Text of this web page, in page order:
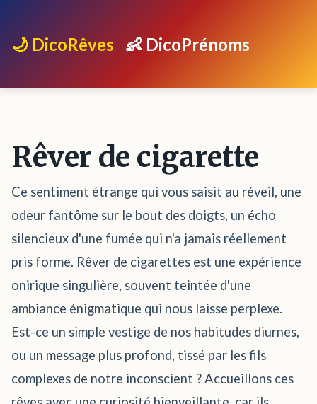
🌙 DicoRêves 👶 DicoPrénoms
Rêver de cigarette
Ce sentiment étrange qui vous saisit au réveil, une
odeur fantôme sur le bout des doigts, un écho
silencieux d'une fumée qui n'a jamais réellement
pris forme. Rêver de cigarettes est une expérience
onirique singulière, souvent teintée d'une
ambiance énigmatique qui nous laisse perplexe.
Est-ce un simple vestige de nos habitudes diurnes,
ou un message plus profond, tissé par les fils
complexes de notre inconscient ? Accueillons ces